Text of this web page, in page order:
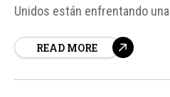
Unidos están enfrentando
Además de las razones
READ MORE